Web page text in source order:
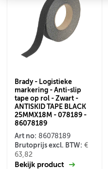
Brady - Logistieke
markering - Anti-slip
tape op rol - Zwart -
ANTISKID TAPE BLACK
25MMX18M - 078189 -
86078189
Art no: 86078189
Brutoprijs excl. BTW: €
63,82
Bekijk product